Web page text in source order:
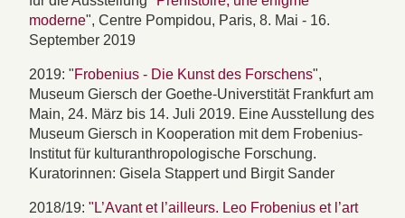
moderne", Centre Pompidou, Paris, 8. Mai - 16.
September 2019
2019: "Frobenius - Die Kunst des Forschens",
Museum Giersch der Goethe-Universtität Frankfurt am
Main, 24. März bis 14. Juli 2019. Eine Ausstellung des
Museum Giersch in Kooperation mit dem Frobenius-
Institut für kulturanthropologische Forschung.
Kuratorinnen: Gisela Stappert und Birgit Sander
2018/19: "L’Avant et l’ailleurs. Leo Frobenius et l’art